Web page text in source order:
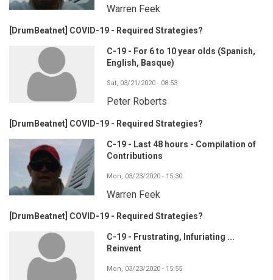
Warren Feek
[DrumBeatnet] COVID-19 - Required Strategies?
C-19 - For 6 to 10 year olds (Spanish,
English, Basque)
Sat, 03/21/2020 - 08:53
Peter Roberts
[DrumBeatnet] COVID-19 - Required Strategies?
C-19 - Last 48 hours - Compilation of
Contributions
Mon, 03/23/2020 - 15:30
Warren Feek
[DrumBeatnet] COVID-19 - Required Strategies?
C-19 - Frustrating, Infuriating ...
Reinvent
Mon, 03/23/2020 - 15:55